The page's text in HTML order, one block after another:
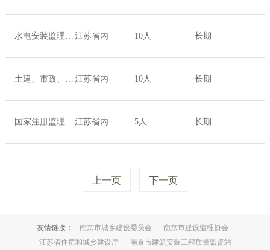
水电安装监理工程师 江苏省内 10人 长期
土建、市政、安装、安全等专业监理员 江苏省内 10人 长期
国家注册监理工程师 江苏省内 5人 长期
上一页 下一页
友情链接： 南京市城乡建设委员会
南京市建设监理协会
江苏省住房和城乡建设厅
南京市建筑安装工程质量监督站